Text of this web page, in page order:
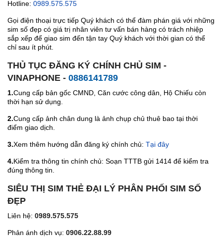
Hotline: 0989.575.575
Gọi điện thoại trực tiếp Quý khách có thể đàm phán giá với những
sim số đẹp có giá trị nhân viên tư vấn bán hàng có trách nhiệp
sắp xếp để giao sim đến tận tay Quý khách với thời gian có thể
chỉ sau ít phút.
THỦ TỤC ĐĂNG KÝ CHÍNH CHỦ SIM -
VINAPHONE - 0886141789
1.Cung cấp bản gốc CMND, Căn cước công dân, Hộ Chiếu còn
thời hạn sử dụng.
2.Cung cấp ảnh chân dung là ảnh chụp chủ thuê bao tại thời
điểm giao dịch.
3.Xem thêm hướng dẫn đăng ký chính chủ: Tại đây
4.Kiểm tra thông tin chính chủ: Soạn TTTB gửi 1414 để kiểm tra
đúng thông tin.
SIÊU THỊ SIM THẺ ĐẠI LÝ PHÂN PHỐI SIM SỐ
ĐẸP
Liên hệ: 0989.575.575
Phản ánh dịch vụ: 0906.22.88.99